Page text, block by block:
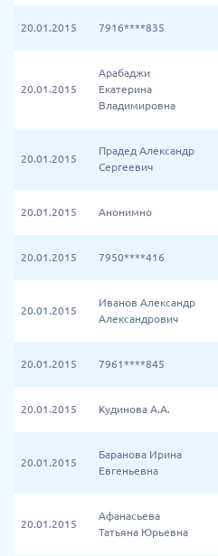
20.01.2015 7916****835
20.01.2015
Арабаджи
Екатерина
Владимировна
20.01.2015
Прадед Александр
Сергеевич
20.01.2015 Анонимно
20.01.2015 7950****416
20.01.2015
Иванов Александр
Александрович
20.01.2015 7961****845
20.01.2015 Кудинова А.А.
20.01.2015
Баранова Ирина
Евгеньевна
20.01.2015
Афанасьева
Татьяна Юрьевна